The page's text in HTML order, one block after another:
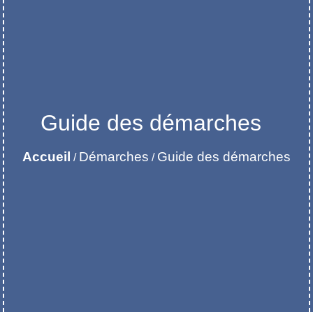
Guide des démarches
Accueil / Démarches / Guide des démarches